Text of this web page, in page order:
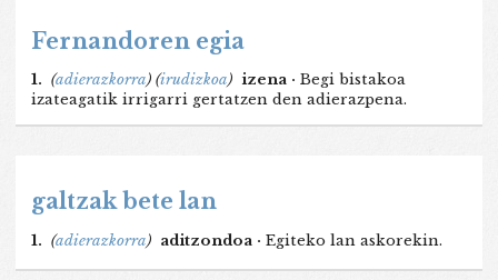
Fernandoren egia
1. (adierazkorra) (irudizkoa) izena · Begi bistakoa
izateagatik irrigarri gertatzen den adierazpena.
galtzak bete lan
1. (adierazkorra) aditzondoa · Egiteko lan askorekin.